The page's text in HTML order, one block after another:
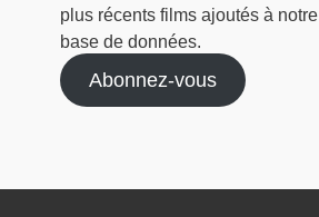
plus récents films ajoutés à notre
base de données.
Abonnez-vous